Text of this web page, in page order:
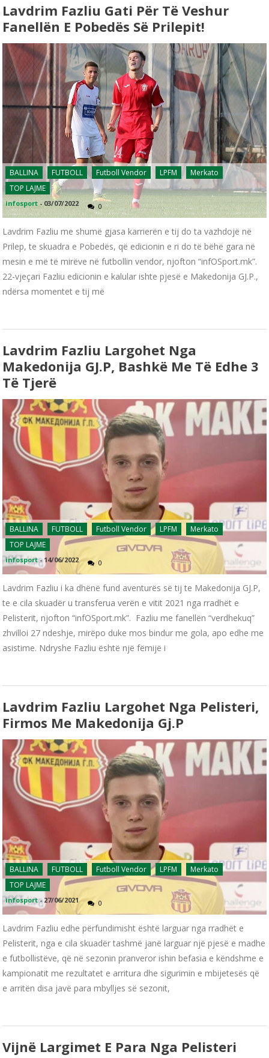
Lavdrim Fazliu Gati Për Të Veshur
Fanellën E Pobedës Së Prilepit!
BALLINA FUTBOLL Futboll Vendor LPFM
Merkato
TOP LAJME
infosport - 03/07/2022 0
Lavdrim Fazliu me shumë gjasa karrierën e tij do ta vazhdojë në
Prilep, te skuadra e Pobedës, që edicionin e ri do të bëhë gara në
mesin e më të mirëve në futbollin vendor, njofton “infOSport.mk”.
22-vjeçari Fazliu edicionin e kalular ishte pjesë e Makedonija GJ.P.,
ndërsa momentet e tij më
Lavdrim Fazliu Largohet Nga
Makedonija GJ.P, Bashkë Me Të Edhe 3
Të Tjerë
BALLINA FUTBOLL Futboll Vendor LPFM
Merkato
TOP LAJME
infosport - 14/06/2022 0
Lavdrim Fazliu i ka dhënë fund aventurës së tij te Makedonija GJ.P,
te e cila skuadër u transferua verën e vitit 2021 nga rradhët e
Pelisterit, njofton “infOSport.mk”. Fazliu me fanellën “verdhekuq”
zhvilloi 27 ndeshje, mirëpo duke mos bindur me gola, apo edhe me
asistime. Ndryshe Fazliu është një fëmijë i
Lavdrim Fazliu Largohet Nga Pelisteri,
Firmos Me Makedonija Gj.P
BALLINA FUTBOLL Futboll Vendor LPFM
Merkato
TOP LAJME
infosport - 27/06/2021 0
Lavdrim Fazliu edhe përfundimisht është larguar nga rradhët e
Pelisterit, nga e cila skuadër tashmë janë larguar një pjesë e madhe
e futbollistëve, që në sezonin pranveror ishin befasia e këndshme e
kampionatit me rezultatet e arritura dhe sigurimin e mbijetesës që
e arritën disa javë para mbylljes së sezonit,
Vijnë Largimet E Para Nga Pelisteri